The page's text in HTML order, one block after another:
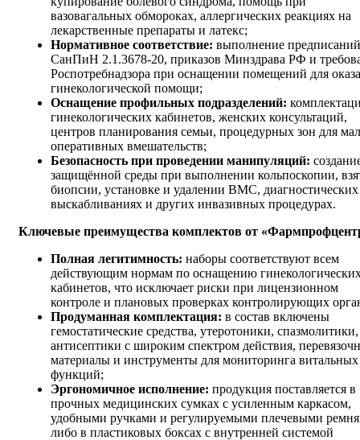
вазовагальных обмороках, аллергических реакциях на
лекарственные препараты и латекс;
Нормативное соответствие: выполнение предписаний
СанПиН 2.1.3678-20, приказов Минздрава РФ и
Роспотребнадзора при оснащении помещений для
гинекологической помощи;
Оснащение профильных подразделений:
гинекологических кабинетов, женских консультаций,
центров планирования семьи, процедурных зон для
оперативных вмешательств;
Безопасность при проведении манипуляций:
защищённой среды при выполнении кольпоскопии,
биопсии, установке и удалении ВМС, диагностических
выскабливаниях и других инвазивных процедурах.
Ключевые преимущества комплектов от
Полная легитимность: наборы соответствуют всем
действующим нормам по оснащению
кабинетов, что исключает риски при лицензионном
контроле и плановых проверках контролирующих
Продуманная комплектация: в состав включены
гемостатические средства, утеротоники, спазмолитики,
антисептики с широким спектром действия,
материалы и инструменты для мониторинга витальных
функций;
Эргономичное исполнение: продукция поставляется в
прочных медицинских сумках с усиленным каркасом,
удобными ручками и регулируемыми плечевыми
либо в пластиковых боксах с внутренней системой